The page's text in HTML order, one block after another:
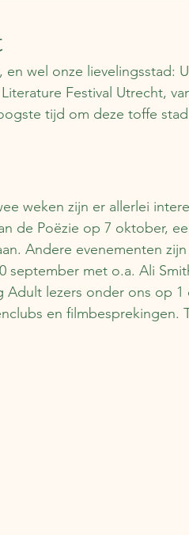
Over boeken
wel onze lievelingsstad:
Festival Utrecht,
tijd om deze toffe
weken zijn er allerlei
de Poëzie op 7 oktober,
Andere evenementen
september met o.a. Ali
Adult lezers onder ons op
en filmbesprekingen.